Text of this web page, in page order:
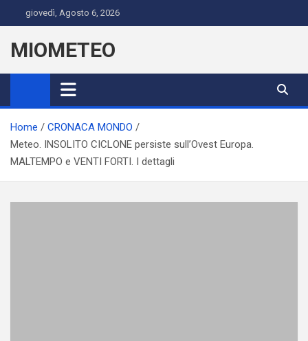
to
content
giovedì, Agosto 6, 2026
MIOMETEO
Home
CRONACA MONDO
Meteo. INSOLITO CICLONE persiste sull’Ovest Europa.
MALTEMPO e VENTI FORTI. I dettagli